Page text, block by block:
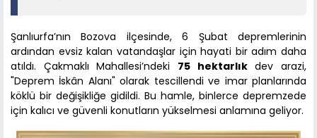
Şanlıurfa’nın Bozova ilçesinde, 6 Şubat depremlerinin
ardından evsiz kalan vatandaşlar için hayati bir adım daha
atıldı. Çakmaklı Mahallesi’ndeki 75 hektarlıkdev arazi,
"Deprem İskân Alanı" olarak tescillendi ve imar planlarında
köklü bir değişikliğe gidildi. Bu hamle, binlerce depremzede
için kalıcı ve güvenli konutların yükselmesi anlamına geliyor.